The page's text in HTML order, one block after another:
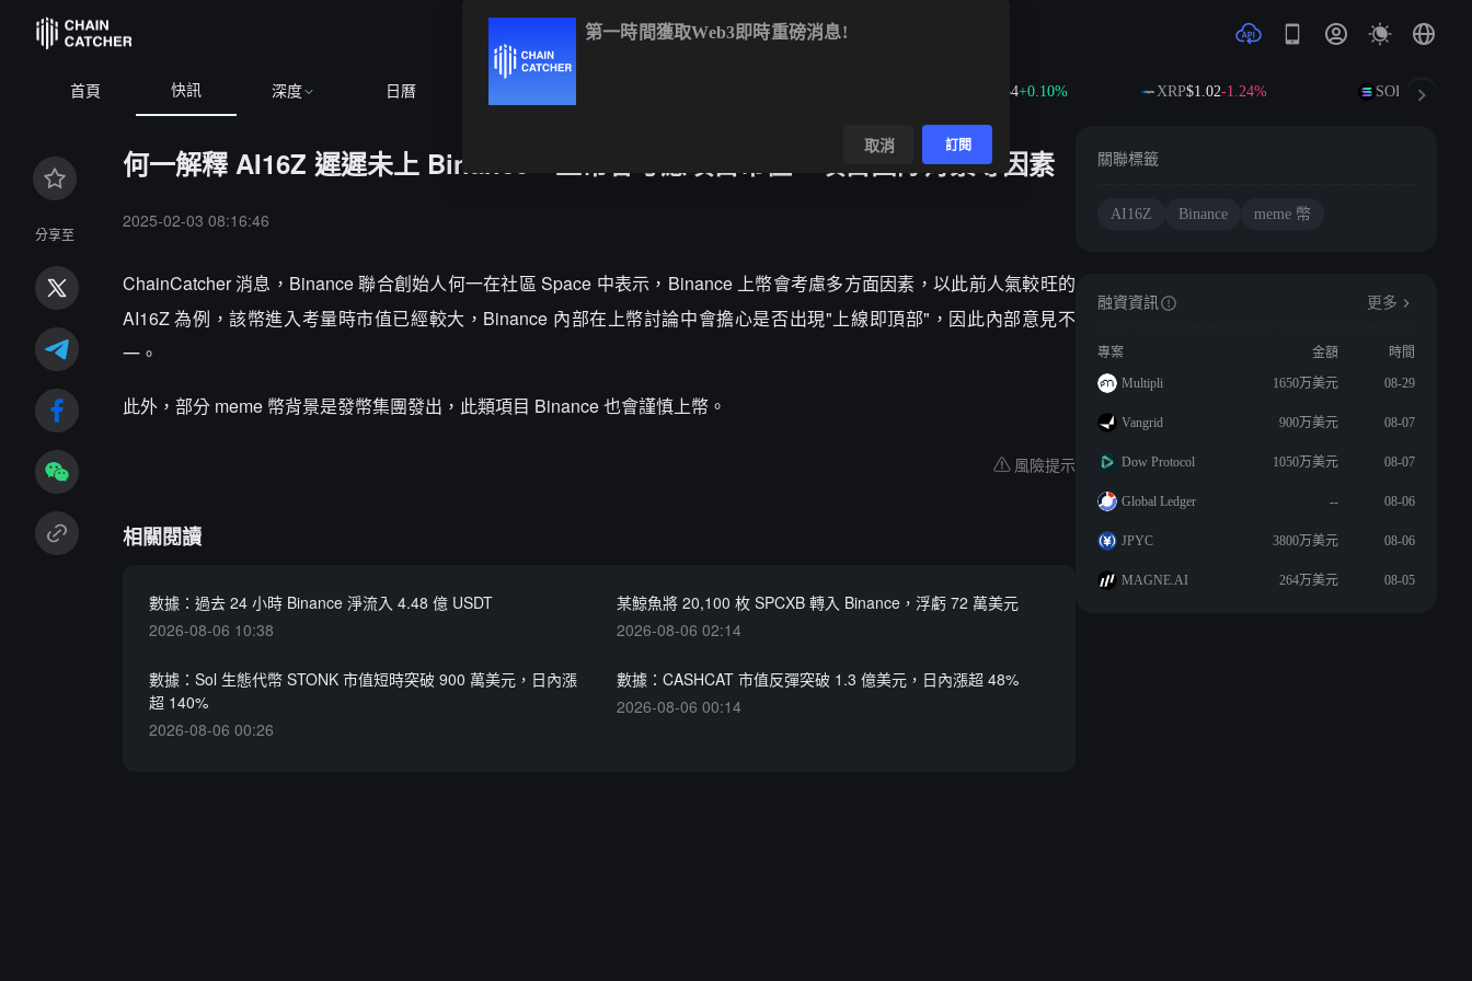
首頁 快訊 深度 日曆 $592.54+0.10% XRP$1.02-1.24% SOL$73.63
分享至
何一解釋 AI16Z 遲遲未上 Binance：上幣會考慮項目市值，項目團隊背景等因素
2025-02-03 08:16:46
ChainCatcher 消息，Binance 聯合創始人何一在社區 Space 中表示，Binance 上幣會考慮多方面因素，以此前人氣較旺的
AI16Z 為例，該幣進入考量時市值已經較大，Binance 內部在上幣討論中會擔心是否出現"上線即頂部"，因此內部意見不
一。
此外，部分 meme 幣背景是發幣集團發出，此類項目 Binance 也會謹慎上幣。
風險提示
相關閱讀
數據：過去 24 小時 Binance 淨流入 4.48 億 USDT
2026-08-06 10:38
某鯨魚將 20,100 枚 SPCXB 轉入 Binance，浮虧 72 萬美元
2026-08-06 02:14
數據：Sol 生態代幣 STONK 市值短時突破 900 萬美元，日內漲
超 140%
2026-08-06 00:26
數據：CASHCAT 市值反彈突破 1.3 億美元，日內漲超 48%
2026-08-06 00:14
關聯標籤
AI16Z Binance meme 幣
融資資訊 更多
專案 金額
時間
Multipli
1650万美元 08-29
Vangrid 900万美元 08-07
Dow Protocol 1050万美元 08-07
Global Ledger -- 08-06
JPYC 3800万美元 08-06
MAGNE.AI 264万美元 08-05
第一時間獲取Web3即時重磅消息!
取消 訂閱